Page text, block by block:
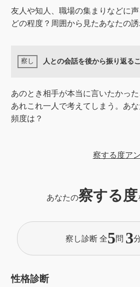
友人や知人、職場の集まりなどに
どの程度？周囲から見たあなたの
人との会話を後から振り返る
あのとき相手が本当に言いたかっ
あれこれ一人で考えてしまう。あ
頻度は？
察する度ア
あなたの察する度
察し診断 全5問 3
性格診断